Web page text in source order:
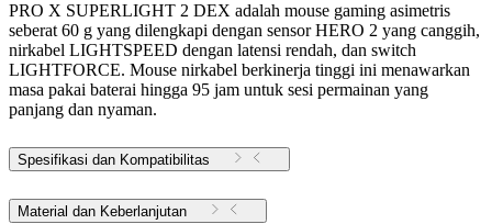
PRO X SUPERLIGHT 2 DEX adalah mouse gaming asimetris
seberat 60 g yang dilengkapi dengan sensor HERO 2 yang canggih,
nirkabel LIGHTSPEED dengan latensi rendah, dan switch
LIGHTFORCE. Mouse nirkabel berkinerja tinggi ini menawarkan
masa pakai baterai hingga 95 jam untuk sesi permainan yang
panjang dan nyaman.
Spesifikasi dan Kompatibilitas
Material dan Keberlanjutan